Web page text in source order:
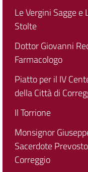
Le Vergini Sagge e
Stolte
Dottor Giovanni
Farmacologo
Piatto per il IV
della Città di
Il Torrione
Monsignor
Sacerdote
Correggio